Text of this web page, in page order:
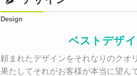
Design
ベストデザ
頼まれたデザインをそれなりのクオ
果たしてそれがお客様が本当に望ん